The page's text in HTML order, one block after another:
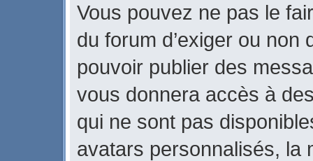
Vous pouvez ne pas le
du forum d’exiger ou
pouvoir publier des
vous donnera accès à
qui ne sont pas
avatars personnalisés, la